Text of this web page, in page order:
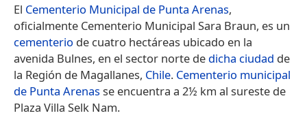
El Cementerio Municipal de Punta Arenas,
oficialmente Cementerio Municipal Sara Braun,​ es un
cementerio de cuatro hectáreas ubicado en la
avenida Bulnes, en el sector norte de dicha ciudad de
la Región de Magallanes, Chile. Cementerio municipal
de Punta Arenasse encuentra a 2½ km al sureste de
Plaza Villa Selk Nam.